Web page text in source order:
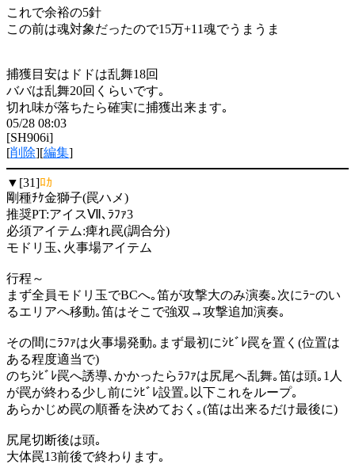
これで余裕の5針
この前は魂対象だったので15万+11魂でうまうま
捕獲目安はドドは乱舞18回
ババは乱舞20回くらいです｡
切れ味が落ちたら確実に捕獲出来ます｡
05/28 08:03
[SH906i]
[削除][編集]
▼[31]ﾛｶ
剛種ﾁｹ金獅子(罠ハメ)
推奨PT:アイスⅦ､ﾗﾌｧ3
必須アイテム:痺れ罠(調合分)
モドリ玉､火事場アイテム
行程～
まず全員モドリ玉でBCへ｡笛が攻撃大のみ演奏｡次にﾗｰのい
るエリアへ移動｡笛はそこで強双→攻撃追加演奏｡
その間にﾗﾌｧは火事場発動｡まず最初にｼﾋﾞﾚ罠を置く(位置は
ある程度適当で)
のちｼﾋﾞﾚ罠へ誘導､かかったらﾗﾌｧは尻尾へ乱舞｡笛は頭｡1人
が罠が終わる少し前にｼﾋﾞﾚ設置｡以下これをループ｡
あらかじめ罠の順番を決めておく｡(笛は出来るだけ最後に)
尻尾切断後は頭｡
大体罠13前後で終わります｡